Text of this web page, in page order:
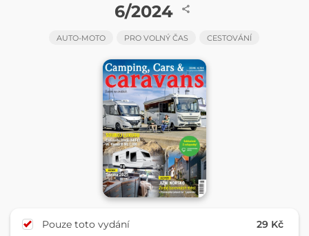
6/2024
AUTO-MOTO PRO VOLNÝ ČAS CESTOVÁNÍ
Pouze toto vydání 29 Kč